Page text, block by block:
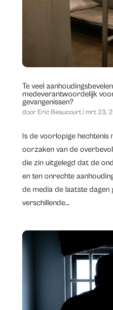
Te veel
medeverantwoordelijk
gevangenissen?
door Eric Beaucourt| mrt 23,
Is de voorlopige hechtenis
oorzaken van de
die zin uitgelegd dat de
en ten onrechte
de media de laatste dagen
verschillende...